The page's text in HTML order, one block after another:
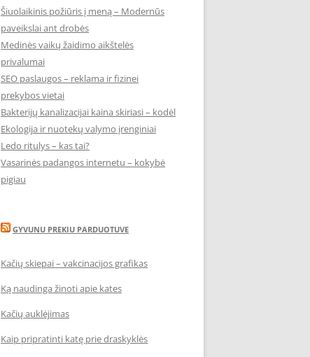
Šiuolaikinis požiūris į meną – Modernūs
paveikslai ant drobės
Medinės vaikų žaidimo aikštelės
privalumai
SEO paslaugos – reklama ir fizinei
prekybos vietai
Bakterijų kanalizacijai kaina skiriasi – kodėl
Ekologija ir nuotekų valymo įrenginiai
Ledo ritulys – kas tai?
Vasarinės padangos internetu – kokybė
pigiau
GYVUNU PREKIU PARDUOTUVE
Kačių skiepai – vakcinacijos grafikas
Ką naudinga žinoti apie kates
Kačių auklėjimas
Kaip pripratinti katę prie draskyklės